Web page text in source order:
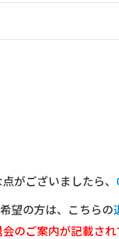
がございましたら、
望の方は、こちらの
のご案内が記載さ